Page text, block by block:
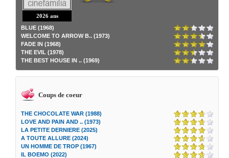
2026 ans
BLUE (1968)
WELCOME TO ARROW B.. (1973)
FADE IN (1968)
THE EVIL (1978)
THE BEST HOUSE IN .. (1969)
Coups de coeur
THE CHOCOLATE WAR (1988)
LOVE AND PAIN AND .. (1973)
LA PETITE DERNIERE (2025)
A TOUTE ALLURE (2024)
UN HOMME DE TROP (1967)
IL BOEMO (2022)